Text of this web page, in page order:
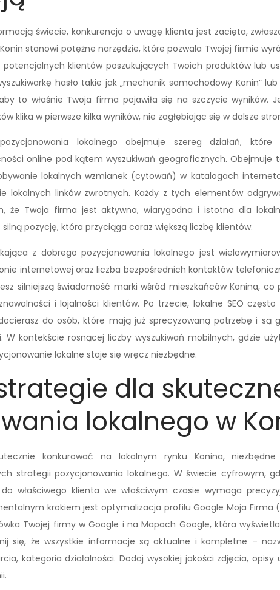
świecie, konkurencja o uwagę klienta jest zacięta,
stanowi potężne narzędzie, które pozwala Twojej firmie
klientów poszukujących Twoich produktów lub
hasło takie jak „mechanik samochodowy Konin” lub
to właśnie Twoja firma pojawiła się na szczycie wyników.
klika w pierwsze kilka wyników, nie zagłębiając się w dalsze
lokalnego obejmuje szereg działań,
online pod kątem wyszukiwań geograficznych. Obejmuje
lokalnych wzmianek (cytowań) w katalogach
lokalnych linków zwrotnych. Każdy z tych elementów
że Twoja firma jest aktywna, wiarygodna i istotna dla
pozycję, która przyciąga coraz większą liczbę klientów.
z dobrego pozycjonowania lokalnego jest
internetowej oraz liczba bezpośrednich kontaktów
silniejszą świadomość marki wśród mieszkańców Konina, co
i lojalności klientów. Po trzecie, lokalne SEO często
do osób, które mają już sprecyzowaną potrzebę i są
W kontekście rosnącej liczby wyszukiwań mobilnych, gdzie
lokalne staje się wręcz niezbędne.
dla
lokalnego w
konkurować na lokalnym rynku Konina, niezbędne
strategii pozycjonowania lokalnego. W świecie cyfrowym,
właściwego klienta we właściwym czasie wymaga
krokiem jest optymalizacja profilu Google Moja Firma
Twojej firmy w Google i na Mapach Google, która
się, że wszystkie informacje są aktualne i kompletne –
kategoria działalności. Dodaj wysokiej jakości zdjęcia, opisy